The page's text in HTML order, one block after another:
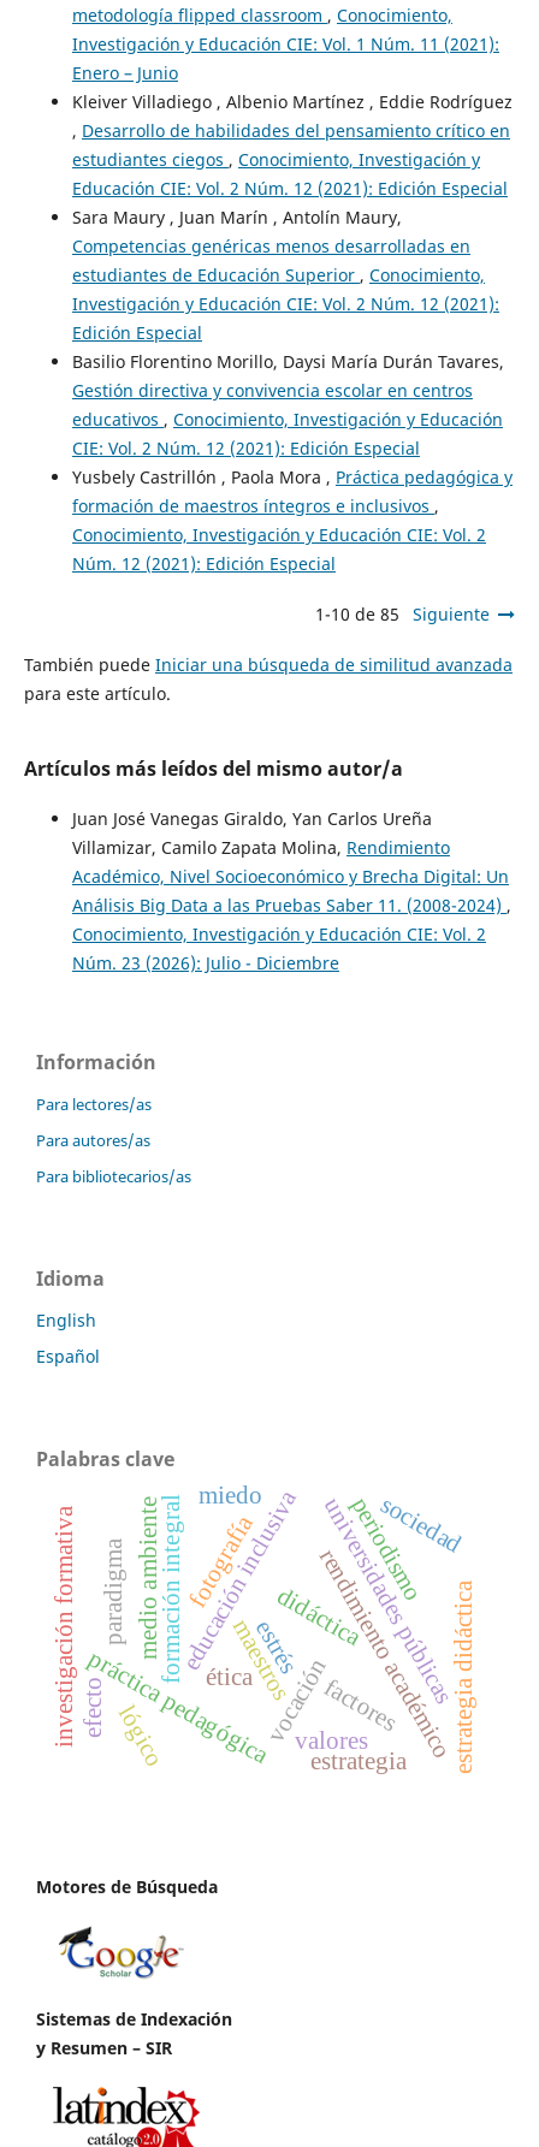
metodología flipped classroom , Conocimiento,
Investigación y Educación CIE: Vol. 1 Núm. 11 (2021):
Enero – Junio
Kleiver Villadiego , Albenio Martínez , Eddie Rodríguez
, Desarrollo de habilidades del pensamiento crítico en
estudiantes ciegos , Conocimiento, Investigación y
Educación CIE: Vol. 2 Núm. 12 (2021): Edición Especial
Sara Maury , Juan Marín , Antolín Maury,
Competencias genéricas menos desarrolladas en
estudiantes de Educación Superior , Conocimiento,
Investigación y Educación CIE: Vol. 2 Núm. 12 (2021):
Edición Especial
Basilio Florentino Morillo, Daysi María Durán Tavares,
Gestión directiva y convivencia escolar en centros
educativos , Conocimiento, Investigación y Educación
CIE: Vol. 2 Núm. 12 (2021): Edición Especial
Yusbely Castrillón , Paola Mora , Práctica pedagógica y
formación de maestros íntegros e inclusivos ,
Conocimiento, Investigación y Educación CIE: Vol. 2
Núm. 12 (2021): Edición Especial
1-10 de 85 Siguiente
También puede Iniciar una búsqueda de similitud avanzada
para este artículo.
Artículos más leídos del mismo autor/a
Juan José Vanegas Giraldo, Yan Carlos Ureña
Villamizar, Camilo Zapata Molina, Rendimiento
Académico, Nivel Socioeconómico y Brecha Digital: Un
Análisis Big Data a las Pruebas Saber 11. (2008-2024) ,
Conocimiento, Investigación y Educación CIE: Vol. 2
Núm. 23 (2026): Julio - Diciembre
Información
Para lectores/as
Para autores/as
Para bibliotecarios/as
Idioma
English
Español
Palabras clave
educación inclusiva
formación integral
práctica pedagógica
maestros factores
vocaciónrendimiento académico
universidades públicas
investigación formativa didáctica
fotografía
medio ambiente periodismo
paradigma estrategia didáctica
ética
valores
sociedad
efecto
estrés
miedo
lógico estrategia
Motores de Búsqueda
Sistemas de Indexación
y Resumen – SIR